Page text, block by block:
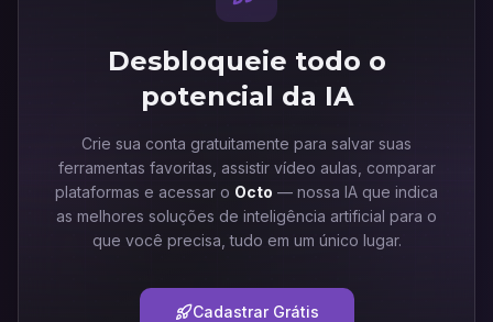
Desbloqueie todo o
potencial da IA
Crie sua conta gratuitamente para salvar suas
ferramentas favoritas, assistir vídeo aulas, comparar
plataformas e acessar o Octo — nossa IA que indica
as melhores soluções de inteligência artificial para o
que você precisa, tudo em um único lugar.
Cadastrar Grátis